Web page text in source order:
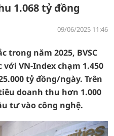
1.068 tỷ đồng
09/06/2025 11:46
trong năm 2025, BVSC
VN-Index chạm 1.450
tỷ đồng/ngày. Trên
doanh thu hơn 1.000
tư vào công nghệ.